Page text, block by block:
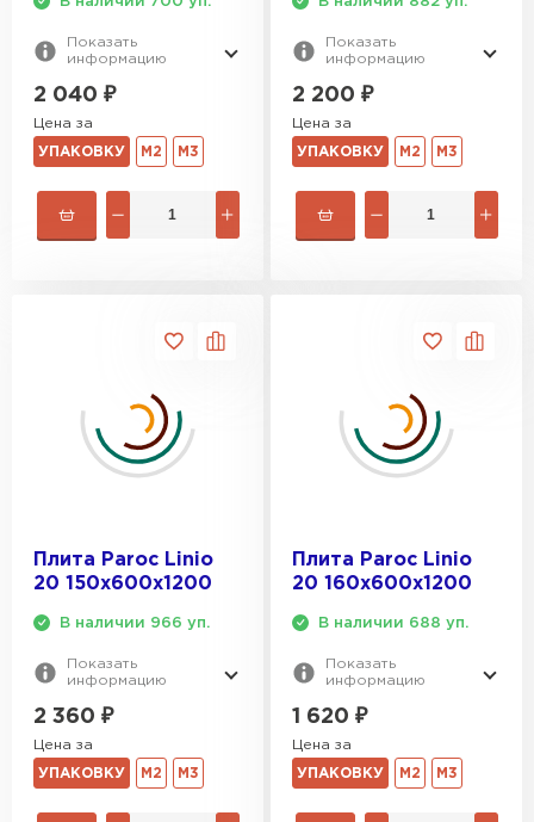
Показать
информацию
2 040 ₽
Цена за
УПАКОВКУ М2 М3
Показать
информацию
2 200 ₽
Цена за
УПАКОВКУ М2 М3
Плита Paroc Linio
20 150х600х1200
В наличии 966 уп.
Показать
информацию
2 360 ₽
Цена за
УПАКОВКУ М2 М3
Плита Paroc Linio
20 160х600х1200
В наличии 688 уп.
Показать
информацию
1 620 ₽
Цена за
УПАКОВКУ М2 М3
ПЕРЕЙТИ
Утеплитель Izolife
ПЕРЕЙТИ
ВСЕ ПРОИЗВОДИТЕЛИ